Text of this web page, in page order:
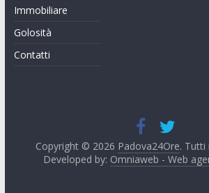
Immobiliare
Golosità
Contatti
Copyright © 2026 Padova24Ore. Tutti
Developed by: Omniaweb - Web